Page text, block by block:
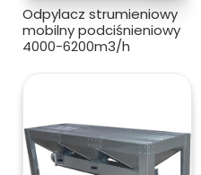
Odpylacz strumieniowy
mobilny podciśnieniowy
4000-6200m3/h